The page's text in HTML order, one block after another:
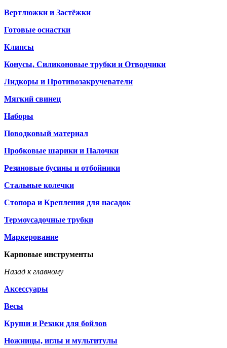
Вертлюжки и Застёжки
Готовые оснастки
Клипсы
Конусы, Силиконовые трубки и Отводчики
Лидкоры и Противозакручеватели
Мягкий свинец
Наборы
Поводковый материал
Пробковые шарики и Палочки
Резиновые бусины и отбойники
Стальные колечки
Стопора и Крепления для насадок
Термоусадочные трубки
Маркерование
Карповые инструменты
Назад к главному
Аксессуары
Весы
Круши и Резаки для бойлов
Ножницы, иглы и мультитулы